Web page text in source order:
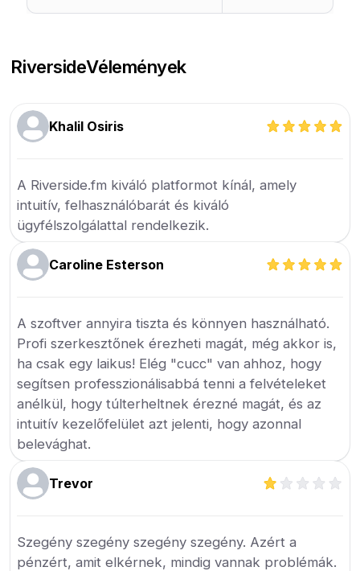
RiversideVélemények
Khalil Osiris
A Riverside.fm kiváló platformot kínál, amely
intuitív, felhasználóbarát és kiváló
ügyfélszolgálattal rendelkezik.
Caroline Esterson
A szoftver annyira tiszta és könnyen használható.
Profi szerkesztőnek érezheti magát, még akkor is,
ha csak egy laikus! Elég "cucc" van ahhoz, hogy
segítsen professzionálisabbá tenni a felvételeket
anélkül, hogy túlterheltnek érezné magát, és az
intuitív kezelőfelület azt jelenti, hogy azonnal
belevághat.
Trevor
Szegény szegény szegény szegény. Azért a
pénzért, amit elkérnek, mindig vannak problémák.